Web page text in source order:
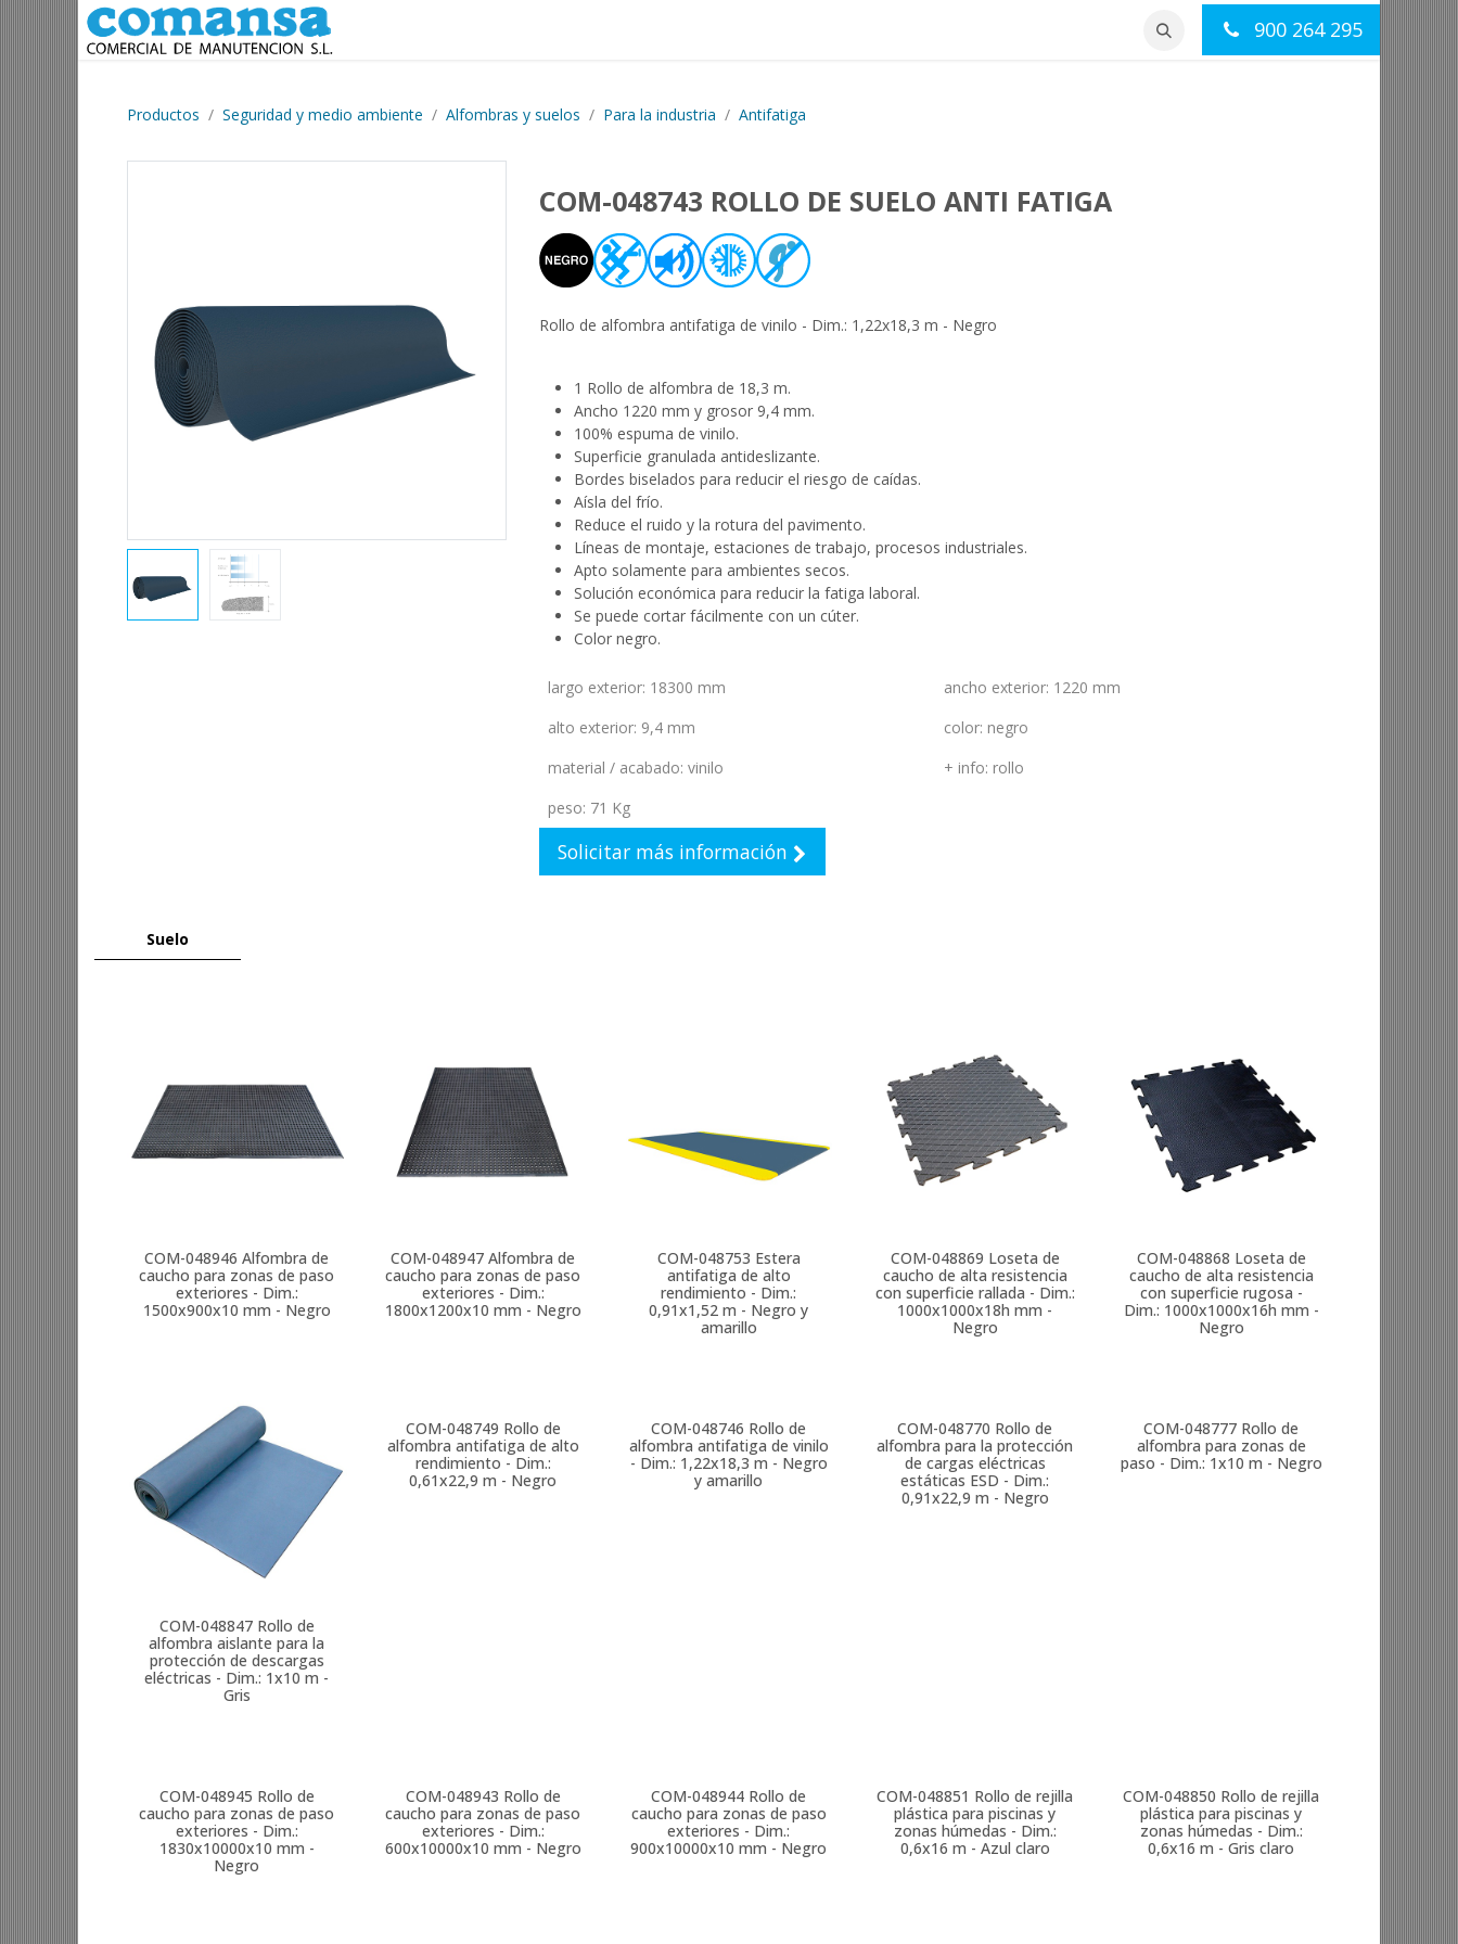
Ir al contenido
900 264 295
Productos Seguridad y medio ambiente Alfombras y suelos Para la industria Antifatiga
COM-048743 ROLLO DE SUELO ANTI FATIGA
Rollo de alfombra antifatiga de vinilo - Dim.: 1,22x18,3 m - Negro
1 Rollo de alfombra de 18,3 m.
Ancho 1220 mm y grosor 9,4 mm.
100% espuma de vinilo.
Superficie granulada antideslizante.
Bordes biselados para reducir el riesgo de caídas.
Aísla del frío.
Reduce el ruido y la rotura del pavimento.
Líneas de montaje, estaciones de trabajo, procesos industriales.
Apto solamente para ambientes secos.
Solución económica para reducir la fatiga laboral.
Se puede cortar fácilmente con un cúter.
Color negro.
largo exterior: 18300 mm ancho exterior: 1220 mm
alto exterior: 9,4 mm color: negro
material / acabado: vinilo + info: rollo
peso: 71 Kg
Solicitar más información
Suelo
COM-048946 Alfombra de
caucho para zonas de paso
exteriores - Dim.:
1500x900x10 mm - Negro
COM-048947 Alfombra de
caucho para zonas de paso
exteriores - Dim.:
1800x1200x10 mm - Negro
COM-048753 Estera
antifatiga de alto
rendimiento - Dim.:
0,91x1,52 m - Negro y
amarillo
COM-048869 Loseta de
caucho de alta resistencia
con superficie rallada - Dim.:
1000x1000x18h mm -
Negro
COM-048868 Loseta de
caucho de alta resistencia
con superficie rugosa -
Dim.: 1000x1000x16h mm -
Negro
COM-048847 Rollo de
alfombra aislante para la
protección de descargas
eléctricas - Dim.: 1x10 m -
Gris
COM-048749 Rollo de
alfombra antifatiga de alto
rendimiento - Dim.:
0,61x22,9 m - Negro
COM-048746 Rollo de
alfombra antifatiga de vinilo
- Dim.: 1,22x18,3 m - Negro
y amarillo
COM-048770 Rollo de
alfombra para la protección
de cargas eléctricas
estáticas ESD - Dim.:
0,91x22,9 m - Negro
COM-048777 Rollo de
alfombra para zonas de
paso - Dim.: 1x10 m - Negro
COM-048945 Rollo de
caucho para zonas de paso
exteriores - Dim.:
1830x10000x10 mm -
Negro
COM-048943 Rollo de
caucho para zonas de paso
exteriores - Dim.:
600x10000x10 mm - Negro
COM-048944 Rollo de
caucho para zonas de paso
exteriores - Dim.:
900x10000x10 mm - Negro
COM-048851 Rollo de rejilla
plástica para piscinas y
zonas húmedas - Dim.:
0,6x16 m - Azul claro
COM-048850 Rollo de rejilla
plástica para piscinas y
zonas húmedas - Dim.:
0,6x16 m - Gris claro